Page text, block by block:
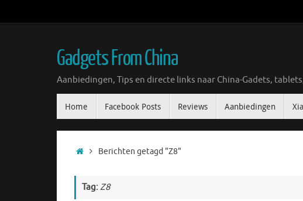
naar
Gadgets From China
Aanbiedingen, Tips en directe links naar China-Gadets,
naarHome Facebook Posts Reviews Aanbiedingen
HomeBerichten getagd "Z8"
Tag:Z8